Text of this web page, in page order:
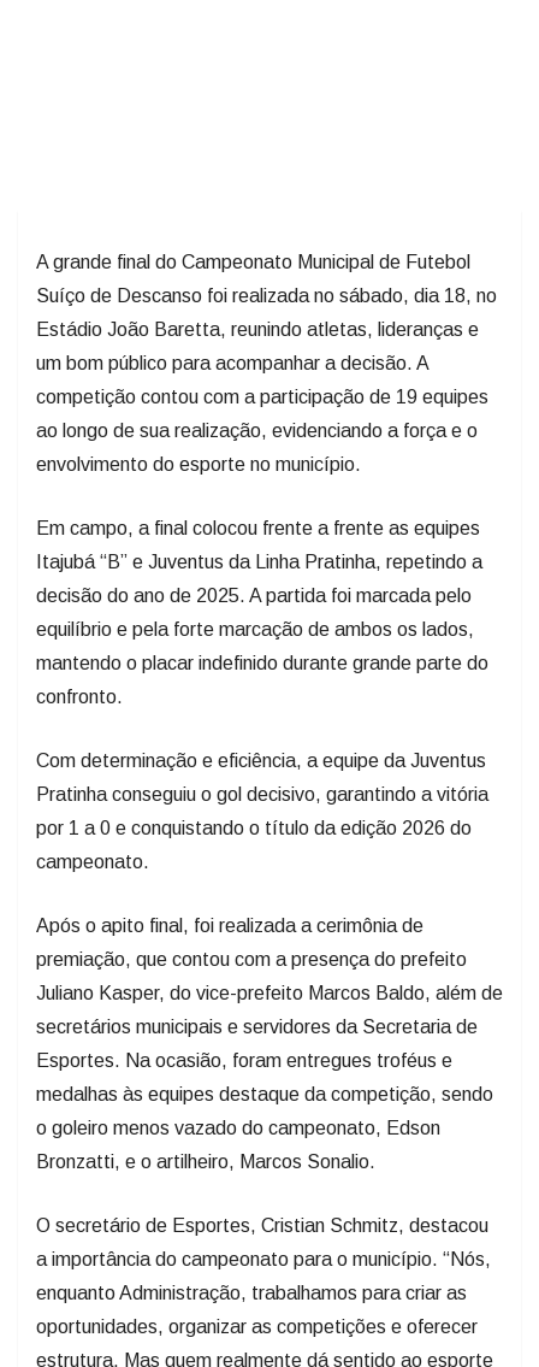
A grande final do Campeonato Municipal de Futebol
Suíço de Descanso foi realizada no sábado, dia 18, no
Estádio João Baretta, reunindo atletas, lideranças e
um bom público para acompanhar a decisão. A
competição contou com a participação de 19 equipes
ao longo de sua realização, evidenciando a força e o
envolvimento do esporte no município.
Em campo, a final colocou frente a frente as equipes
Itajubá “B” e Juventus da Linha Pratinha, repetindo a
decisão do ano de 2025. A partida foi marcada pelo
equilíbrio e pela forte marcação de ambos os lados,
mantendo o placar indefinido durante grande parte do
confronto.
Com determinação e eficiência, a equipe da Juventus
Pratinha conseguiu o gol decisivo, garantindo a vitória
por 1 a 0 e conquistando o título da edição 2026 do
campeonato.
Após o apito final, foi realizada a cerimônia de
premiação, que contou com a presença do prefeito
Juliano Kasper, do vice-prefeito Marcos Baldo, além de
secretários municipais e servidores da Secretaria de
Esportes. Na ocasião, foram entregues troféus e
medalhas às equipes destaque da competição, sendo
o goleiro menos vazado do campeonato, Edson
Bronzatti, e o artilheiro, Marcos Sonalio.
O secretário de Esportes, Cristian Schmitz, destacou
a importância do campeonato para o município. “Nós,
enquanto Administração, trabalhamos para criar as
oportunidades, organizar as competições e oferecer
estrutura. Mas quem realmente dá sentido ao esporte